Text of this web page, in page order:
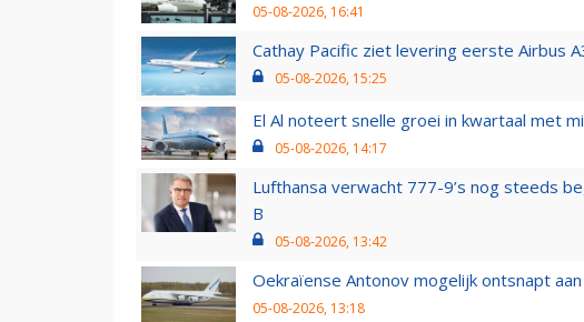
05-08-2026, 16:41
Cathay Pacific ziet levering eerste Airbus
05-08-2026, 15:25
El Al noteert snelle groei in kwartaal met
05-08-2026, 14:17
Lufthansa verwacht 777-9’s nog steeds
B
05-08-2026, 13:42
Oekraïense Antonov mogelijk ontsnapt
05-08-2026, 13:18